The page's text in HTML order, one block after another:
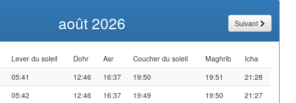
août 2026 Suivant
Lever du soleil Dohr Asr Coucher du soleil Maghrib
Icha
05:41 12:46 16:37 19:50 19:51
21:28
05:42 12:46 16:37 19:49 19:50
21:27